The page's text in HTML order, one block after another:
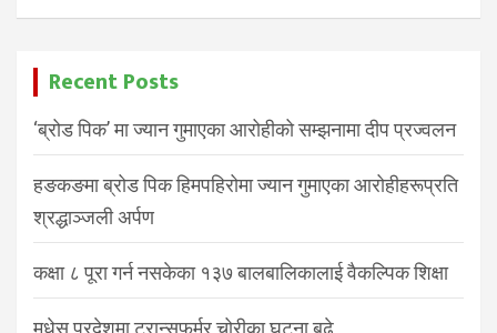
Recent Posts
‘ब्रोड पिक’ मा ज्यान गुमाएका आरोहीको सम्झनामा दीप प्रज्वलन
हङकङमा ब्रोड पिक हिमपहिरोमा ज्यान गुमाएका आरोहीहरूप्रति
श्रद्धाञ्जली अर्पण
कक्षा ८ पूरा गर्न नसकेका १३७ बालबालिकालाई वैकल्पिक शिक्षा
मधेस प्रदेशमा ट्रान्सफर्मर चोरीका घटना बढे